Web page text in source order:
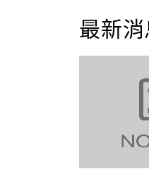
螢火蟲、獨角
飯後可免費
還可以請民
讓你除去平
隨時歡迎你
最新消